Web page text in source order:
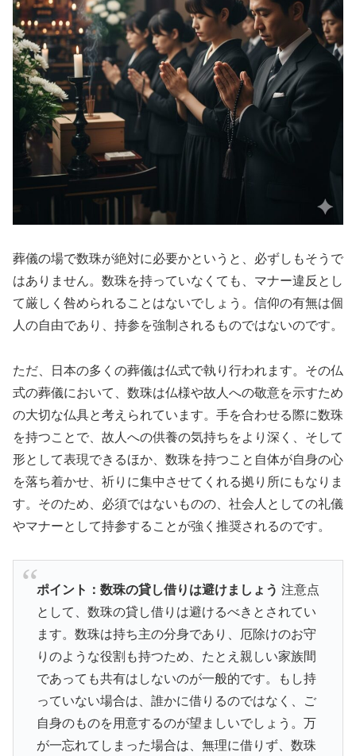
葬儀の場で数珠が絶対に必要かというと、必ずしもそうで
はありません。数珠を持っていなくても、マナー違反とし
て厳しく咎められることはないでしょう。信仰の有無は個
人の自由であり、持参を強制されるものではないのです。
ただ、日本の多くの葬儀は仏式で執り行われます。その仏
式の葬儀において、数珠は仏様や故人への敬意を示すため
の大切な仏具と考えられています。手を合わせる際に数珠
を持つことで、故人への供養の気持ちをより深く、そして
形として表現できるほか、数珠を持つこと自体が自身の心
を落ち着かせ、祈りに集中させてくれる拠り所にもなりま
す。そのため、必須ではないものの、社会人としての礼儀
やマナーとして持参することが強く推奨されるのです。
ポイント：数珠の貸し借りは避けましょう 注意点
として、数珠の貸し借りは避けるべきとされてい
ます。数珠は持ち主の分身であり、厄除けのお守
りのような役割も持つため、たとえ親しい家族間
であっても共有はしないのが一般的です。もし持
っていない場合は、誰かに借りるのではなく、ご
自身のものを用意するのが望ましいでしょう。万
が一忘れてしまった場合は、無理に借りず、数珠